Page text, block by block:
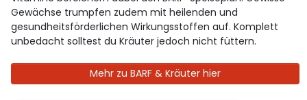
Gewächse trumpfen zudem mit heilenden und
gesundheitsförderlichen Wirkungsstoffen auf. Komplett
unbedacht solltest du Kräuter jedoch nicht füttern.
Mehr zu BARF & Kräuter hier